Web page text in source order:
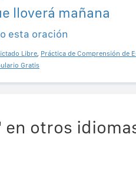
lloverá mañana
esta oración
Libre, Práctica de Comprensión de
Gratis
en otros